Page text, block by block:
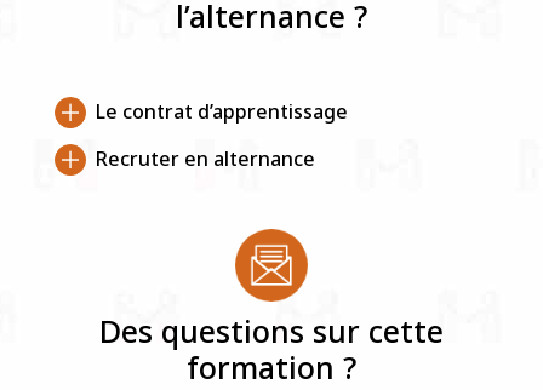
l’alternance ?
Le contrat d’apprentissage
Recruter en alternance
Des questions sur cette
formation ?